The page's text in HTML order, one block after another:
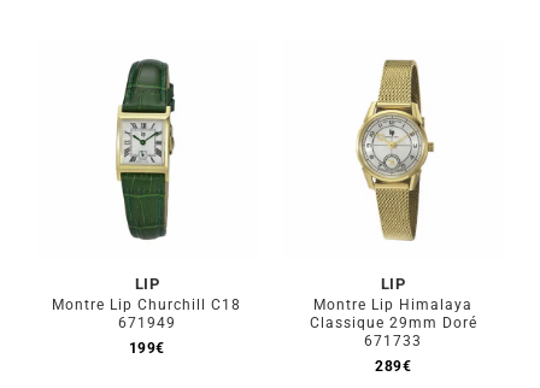
LIP
Montre Lip Churchill C18
671949
199€
LIP
Montre Lip Himalaya
Classique 29mm Doré
671733
289€